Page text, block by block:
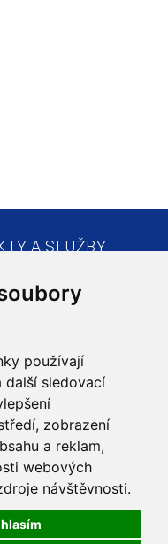
používají
další sledovací
zobrazení
a reklam,
webových
návštěvnosti.
A SLUŽBY
VOP
3267/97A, 702
republika
- 16:00 hodin